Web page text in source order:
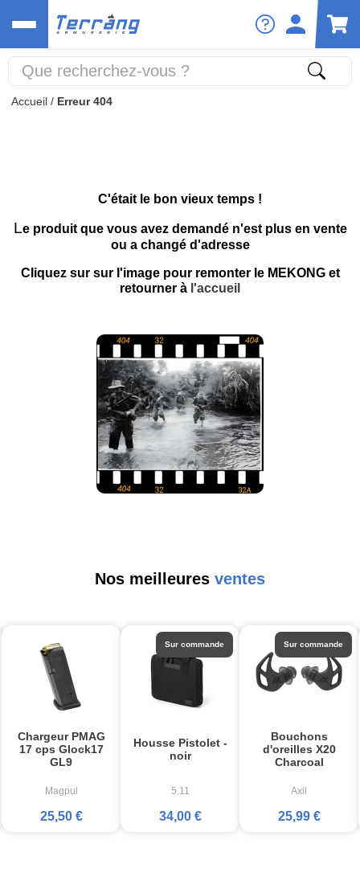
Accueil / Erreur 404
C'était le bon vieux temps !
Le produit que vous avez demandé n'est plus en vente
ou a changé d'adresse
Cliquez sur sur l'image pour remonter le MEKONG et
retourner à l'accueil
Nos meilleures ventes
Chargeur PMAG
17 cps Glock17
GL9
Magpul
25,50 €
Housse Pistolet -
noir
5.11
34,00 €
Sur commande
Bouchons
d'oreilles X20
Charcoal
Axil
25,99 €
Sur commande